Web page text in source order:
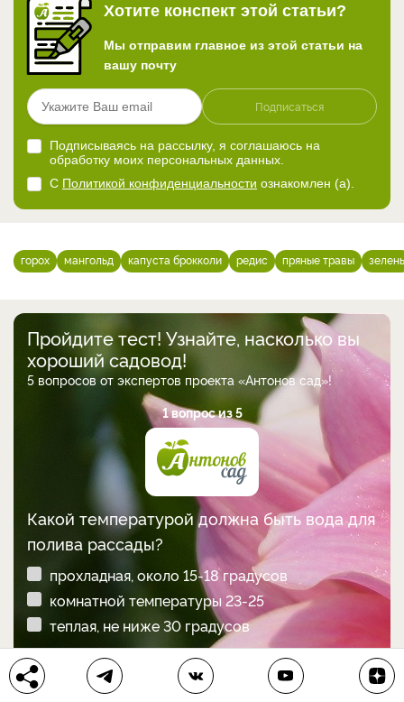
Хотите конспект этой статьи?
Мы отправим главное из этой статьи на
вашу почту
Подписаться
Подписываясь на рассылку, я соглашаюсь на
обработку моих персональных данных.
С Политикой конфиденциальности ознакомлен (а).
горох мангольд капуста брокколи редис пряные травы зелень
Пройдите тест! Узнайте, насколько вы
хороший садовод!
5 вопросов от экспертов проекта «Антонов сад»!
1 вопрос из 5
Какой температурой должна быть вода для
полива рассады?
прохладная, около 15-18 градусов
комнатной температуры 23-25
теплая, не ниже 30 градусов
Следующий вопрос